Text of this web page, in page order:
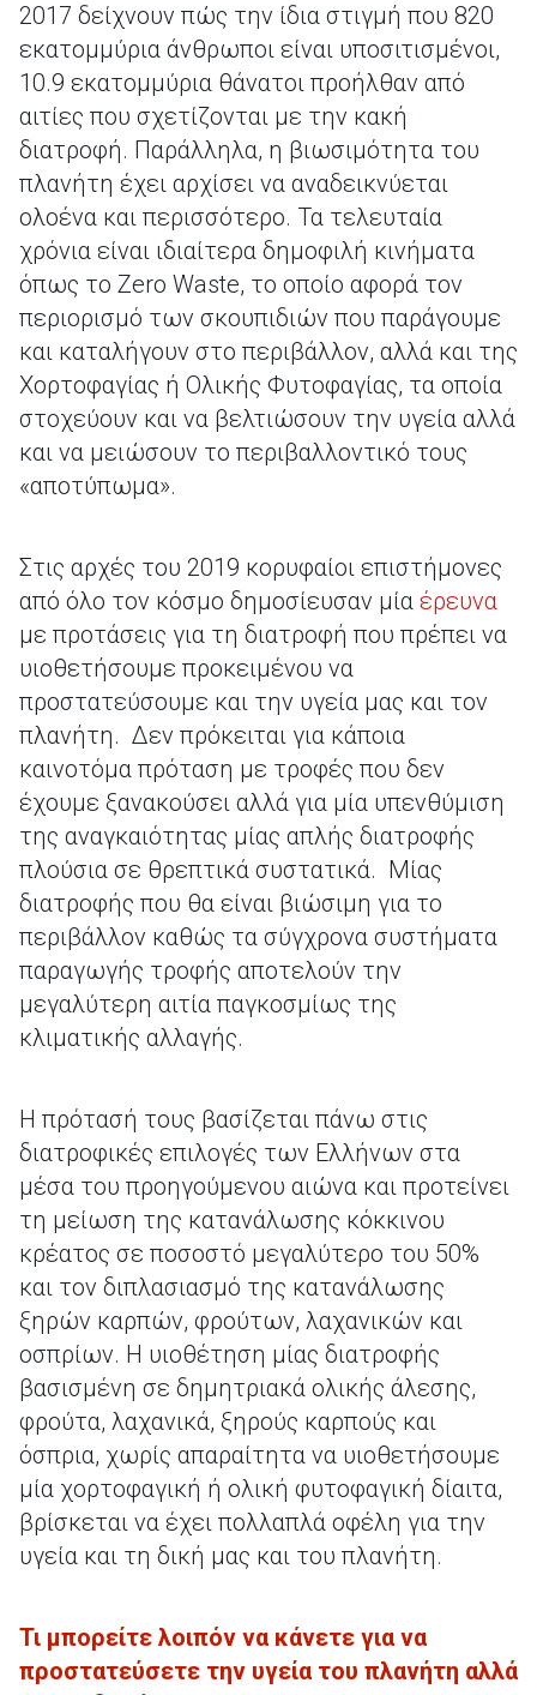
2017 δείχνουν πώς την ίδια στιγμή που 820
εκατομμύρια άνθρωποι είναι υποσιτισμένοι,
10.9 εκατομμύρια θάνατοι προήλθαν από
αιτίες που σχετίζονται με την κακή
διατροφή. Παράλληλα, η βιωσιμότητα του
πλανήτη έχει αρχίσει να αναδεικνύεται
ολοένα και περισσότερο. Τα τελευταία
χρόνια είναι ιδιαίτερα δημοφιλή κινήματα
όπως το Zero Waste, το οποίο αφορά τον
περιορισμό των σκουπιδιών που παράγουμε
και καταλήγουν στο περιβάλλον, αλλά και της
Χορτοφαγίας ή Ολικής Φυτοφαγίας, τα οποία
στοχεύουν και να βελτιώσουν την υγεία αλλά
και να μειώσουν το περιβαλλοντικό τους
«αποτύπωμα».
Στις αρχές του 2019 κορυφαίοι επιστήμονες
από όλο τον κόσμο δημοσίευσαν μία έρευνα
με προτάσεις για τη διατροφή που πρέπει να
υιοθετήσουμε προκειμένου να
προστατεύσουμε και την υγεία μας και τον
πλανήτη. Δεν πρόκειται για κάποια
καινοτόμα πρόταση με τροφές που δεν
έχουμε ξανακούσει αλλά για μία υπενθύμιση
της αναγκαιότητας μίας απλής διατροφής
πλούσια σε θρεπτικά συστατικά. Μίας
διατροφής που θα είναι βιώσιμη για το
περιβάλλον καθώς τα σύγχρονα συστήματα
παραγωγής τροφής αποτελούν την
μεγαλύτερη αιτία παγκοσμίως της
κλιματικής αλλαγής.
Η πρότασή τους βασίζεται πάνω στις
διατροφικές επιλογές των Ελλήνων στα
μέσα του προηγούμενου αιώνα και προτείνει
τη μείωση της κατανάλωσης κόκκινου
κρέατος σε ποσοστό μεγαλύτερο του 50%
και τον διπλασιασμό της κατανάλωσης
ξηρών καρπών, φρούτων, λαχανικών και
οσπρίων. Η υιοθέτηση μίας διατροφής
βασισμένη σε δημητριακά ολικής άλεσης,
φρούτα, λαχανικά, ξηρούς καρπούς και
όσπρια, χωρίς απαραίτητα να υιοθετήσουμε
μία χορτοφαγική ή ολική φυτοφαγική δίαιτα,
βρίσκεται να έχει πολλαπλά οφέλη για την
υγεία και τη δική μας και του πλανήτη.
Τι μπορείτε λοιπόν να κάνετε για να
προστατεύσετε την υγεία του πλανήτη αλλά